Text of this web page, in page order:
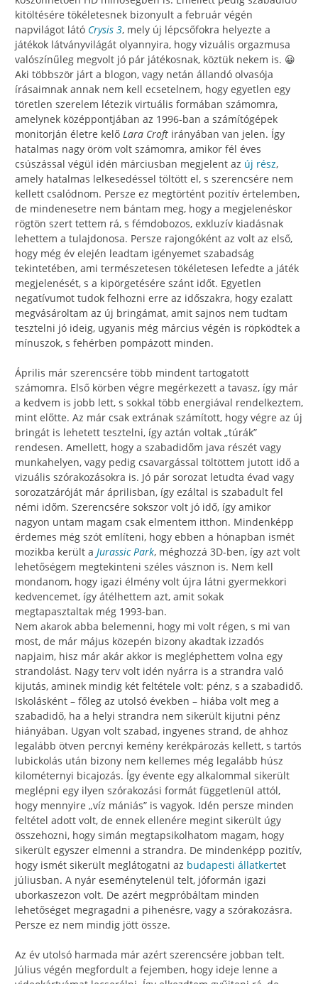
kitöltésére tökéletesnek bizonyult a február végén
napvilágot látó Crysis 3, mely új lépcsőfokra helyezte a
játékok látványvilágát olyannyira, hogy vizuális orgazmusa
valószínűleg megvolt jó pár játékosnak, köztük nekem is. 😀
Aki többször járt a blogon, vagy netán állandó olvasója
írásaimnak annak nem kell ecsetelnem, hogy egyetlen egy
töretlen szerelem létezik virtuális formában számomra,
amelynek középpontjában az 1996-ban a számítógépek
monitorján életre kelő Lara Croft irányában van jelen. Így
hatalmas nagy öröm volt számomra, amikor fél éves
csúszással végül idén márciusban megjelent az új rész,
amely hatalmas lelkesedéssel töltött el, s szerencsére nem
kellett csalódnom. Persze ez megtörtént pozitív értelemben,
de mindenesetre nem bántam meg, hogy a megjelenéskor
rögtön szert tettem rá, s fémdobozos, exkluzív kiadásnak
lehettem a tulajdonosa. Persze rajongóként az volt az első,
hogy még év elején leadtam igényemet szabadság
tekintetében, ami természetesen tökéletesen lefedte a játék
megjelenését, s a kipörgetésére szánt időt. Egyetlen
negatívumot tudok felhozni erre az időszakra, hogy ezalatt
megvásároltam az új bringámat, amit sajnos nem tudtam
tesztelni jó ideig, ugyanis még március végén is röpködtek a
mínuszok, s fehérben pompázott minden.
Április már szerencsére több mindent tartogatott
számomra. Első körben végre megérkezett a tavasz, így már
a kedvem is jobb lett, s sokkal több energiával rendelkeztem,
mint előtte. Az már csak extrának számított, hogy végre az új
bringát is lehetett tesztelni, így aztán voltak „túrák”
rendesen. Amellett, hogy a szabadidőm java részét vagy
munkahelyen, vagy pedig csavargással töltöttem jutott idő a
vizuális szórakozásokra is. Jó pár sorozat letudta évad vagy
sorozatzáróját már áprilisban, így ezáltal is szabadult fel
némi időm. Szerencsére sokszor volt jó idő, így amikor
nagyon untam magam csak elmentem itthon. Mindenképp
érdemes még szót említeni, hogy ebben a hónapban ismét
mozikba került a Jurassic Park, méghozzá 3D-ben, így azt volt
lehetőségem megtekinteni széles vásznon is. Nem kell
mondanom, hogy igazi élmény volt újra látni gyermekkori
kedvencemet, így átélhettem azt, amit sokak
megtapasztaltak még 1993-ban.
Nem akarok abba belemenni, hogy mi volt régen, s mi van
most, de már május közepén bizony akadtak izzadós
napjaim, hisz már akár akkor is megléphettem volna egy
strandolást. Nagy terv volt idén nyárra is a strandra való
kijutás, aminek mindig két feltétele volt: pénz, s a szabadidő.
Iskolásként – főleg az utolsó években – hiába volt meg a
szabadidő, ha a helyi strandra nem sikerült kijutni pénz
hiányában. Ugyan volt szabad, ingyenes strand, de ahhoz
legalább ötven percnyi kemény kerékpározás kellett, s tartós
lubickolás után bizony nem kellemes még legalább húsz
kilométernyi bicajozás. Így évente egy alkalommal sikerült
meglépni egy ilyen szórakozási formát függetlenül attól,
hogy mennyire „víz mániás” is vagyok. Idén persze minden
feltétel adott volt, de ennek ellenére megint sikerült úgy
összehozni, hogy simán megtapsikolhatom magam, hogy
sikerült egyszer elmenni a strandra. De mindenképp pozitív,
hogy ismét sikerült meglátogatni az budapesti állatkertet
júliusban. A nyár eseménytelenül telt, jóformán igazi
uborkaszezon volt. De azért megpróbáltam minden
lehetőséget megragadni a pihenésre, vagy a szórakozásra.
Persze ez nem mindig jött össze.
Az év utolsó harmada már azért szerencsére jobban telt.
Július végén megfordult a fejemben, hogy ideje lenne a